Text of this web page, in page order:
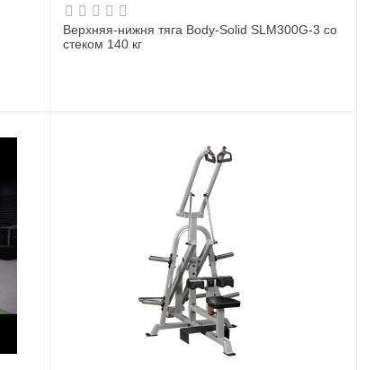
Верхняя-нижня тяга Body-Solid SLM300G-3 со
стеком 140 кг